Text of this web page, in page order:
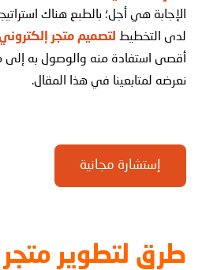
الإجابة هي أجل؛ بالطبع هناك
لدى التخطيط لتصميم متجر
أقصى استفادة منه والوصول به إلى
نعرضه لمتابعينا في هذا المقال.
إستشارة مجانية
طرق لتطوير